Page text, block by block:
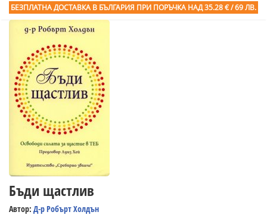
БЕЗПЛАТНА ДОСТАВКА В БЪЛГАРИЯ ПРИ ПОРЪЧКА НАД 35.28 € / 69 ЛВ.
Бъди щастлив
Автор: Д-р Робърт Холдън